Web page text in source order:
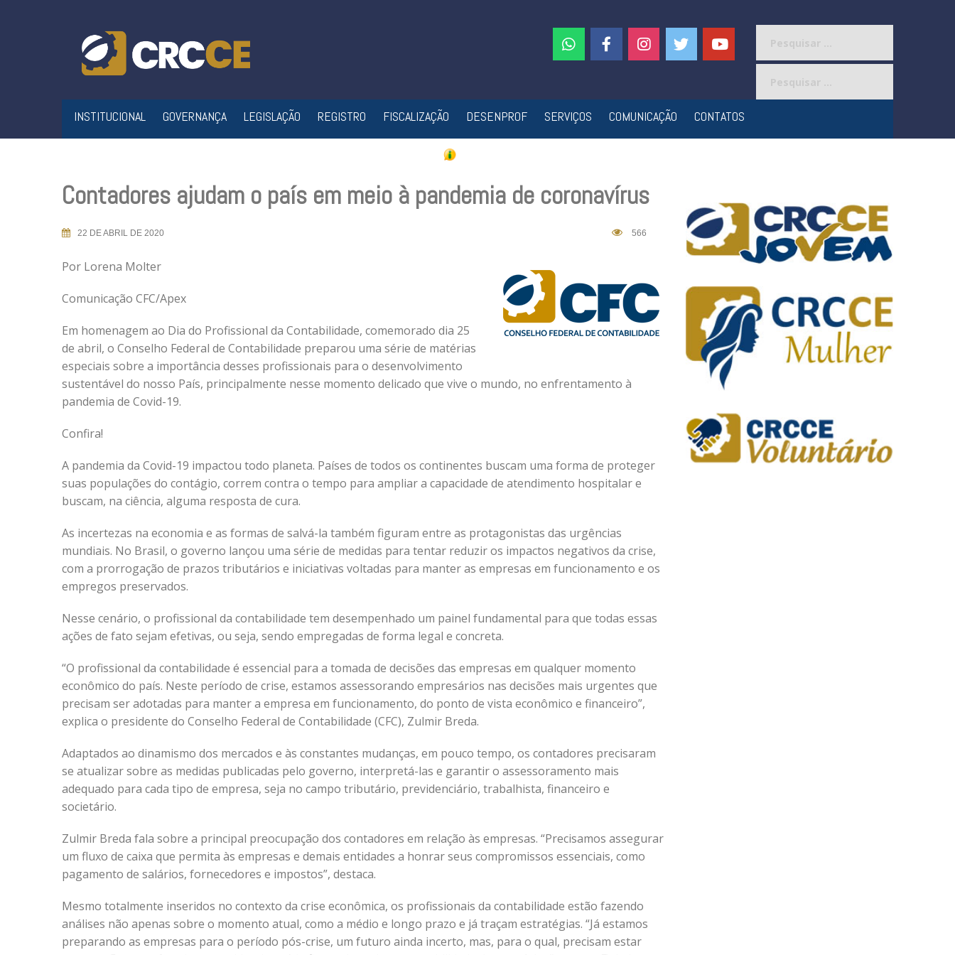
INSTITUCIONAL GOVERNANÇA LEGISLAÇÃO REGISTRO FISCALIZAÇÃO DESENPROF SERVIÇOS COMUNICAÇÃO CONTATOS
Contadores ajudam o país em meio à pandemia de coronavírus
22 DE ABRIL DE 2020 566
Por Lorena Molter
Comunicação CFC/Apex
Em homenagem ao Dia do Profissional da Contabilidade, comemorado dia 25
de abril, o Conselho Federal de Contabilidade preparou uma série de matérias
especiais sobre a importância desses profissionais para o desenvolvimento
sustentável do nosso País, principalmente nesse momento delicado que vive o mundo, no enfrentamento à
pandemia de Covid-19.
Confira!
A pandemia da Covid-19 impactou todo planeta. Países de todos os continentes buscam uma forma de proteger
suas populações do contágio, correm contra o tempo para ampliar a capacidade de atendimento hospitalar e
buscam, na ciência, alguma resposta de cura.
As incertezas na economia e as formas de salvá-la também figuram entre as protagonistas das urgências
mundiais. No Brasil, o governo lançou uma série de medidas para tentar reduzir os impactos negativos da crise,
com a prorrogação de prazos tributários e iniciativas voltadas para manter as empresas em funcionamento e os
empregos preservados.
Nesse cenário, o profissional da contabilidade tem desempenhado um painel fundamental para que todas essas
ações de fato sejam efetivas, ou seja, sendo empregadas de forma legal e concreta.
“O profissional da contabilidade é essencial para a tomada de decisões das empresas em qualquer momento
econômico do país. Neste período de crise, estamos assessorando empresários nas decisões mais urgentes que
precisam ser adotadas para manter a empresa em funcionamento, do ponto de vista econômico e financeiro”,
explica o presidente do Conselho Federal de Contabilidade (CFC), Zulmir Breda.
Adaptados ao dinamismo dos mercados e às constantes mudanças, em pouco tempo, os contadores precisaram
se atualizar sobre as medidas publicadas pelo governo, interpretá-las e garantir o assessoramento mais
adequado para cada tipo de empresa, seja no campo tributário, previdenciário, trabalhista, financeiro e
societário.
Zulmir Breda fala sobre a principal preocupação dos contadores em relação às empresas. “Precisamos assegurar
um fluxo de caixa que permita às empresas e demais entidades a honrar seus compromissos essenciais, como
pagamento de salários, fornecedores e impostos”, destaca.
Mesmo totalmente inseridos no contexto da crise econômica, os profissionais da contabilidade estão fazendo
análises não apenas sobre o momento atual, como a médio e longo prazo e já traçam estratégias. “Já estamos
preparando as empresas para o período pós-crise, um futuro ainda incerto, mas, para o qual, precisam estar